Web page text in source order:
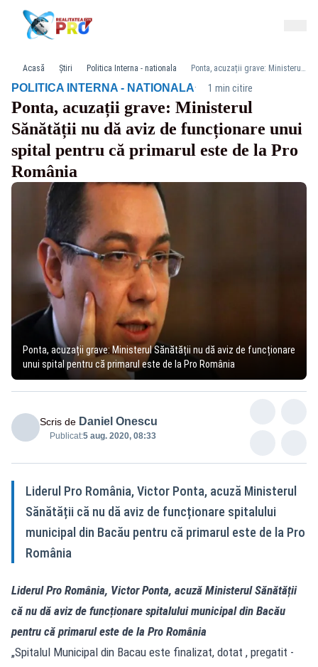
Acasă Știri Politica Interna - nationala Ponta, acuzații grave: Ministerul Sănătății nu dă aviz de funcționare unui spital pentru că primarul este de la Pro România
POLITICA INTERNA - NATIONALA· 1 min citire
Ponta, acuzații grave: Ministerul
Sănătății nu dă aviz de funcționare unui
spital pentru că primarul este de la Pro
România
Ponta, acuzații grave: Ministerul Sănătății nu dă aviz de funcționare
unui spital pentru că primarul este de la Pro România
Scris de Daniel Onescu
Publicat:5 aug. 2020, 08:33
Liderul Pro România, Victor Ponta, acuză Ministerul
Sănătății că nu dă aviz de funcționare spitalului
municipal din Bacău pentru că primarul este de la Pro
România
Liderul Pro România, Victor Ponta, acuză Ministerul Sănătății
că nu dă aviz de funcționare spitalului municipal din Bacău
pentru că primarul este de la Pro România
„Spitalul Municipal din Bacau este finalizat, dotat , pregatit -